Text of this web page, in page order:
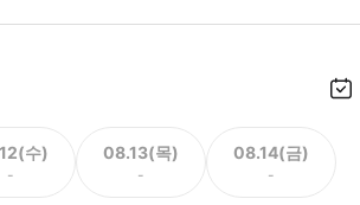
수)
-
08.13(목)
-
08.14(금)
-